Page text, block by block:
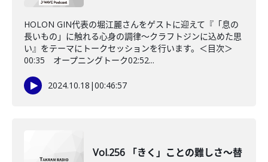
HOLON GIN代表の堀江麗さんをゲストに迎えて『「息の
長いもの」に触れる心身の調律～クラフトジンに込めた思
い』をテーマにトークセッションを行います。＜目次＞
00:35 オープニングトーク02:52...
2024.10.18 |00:46:57
Vol.256 「きく」ことの難しさ～替